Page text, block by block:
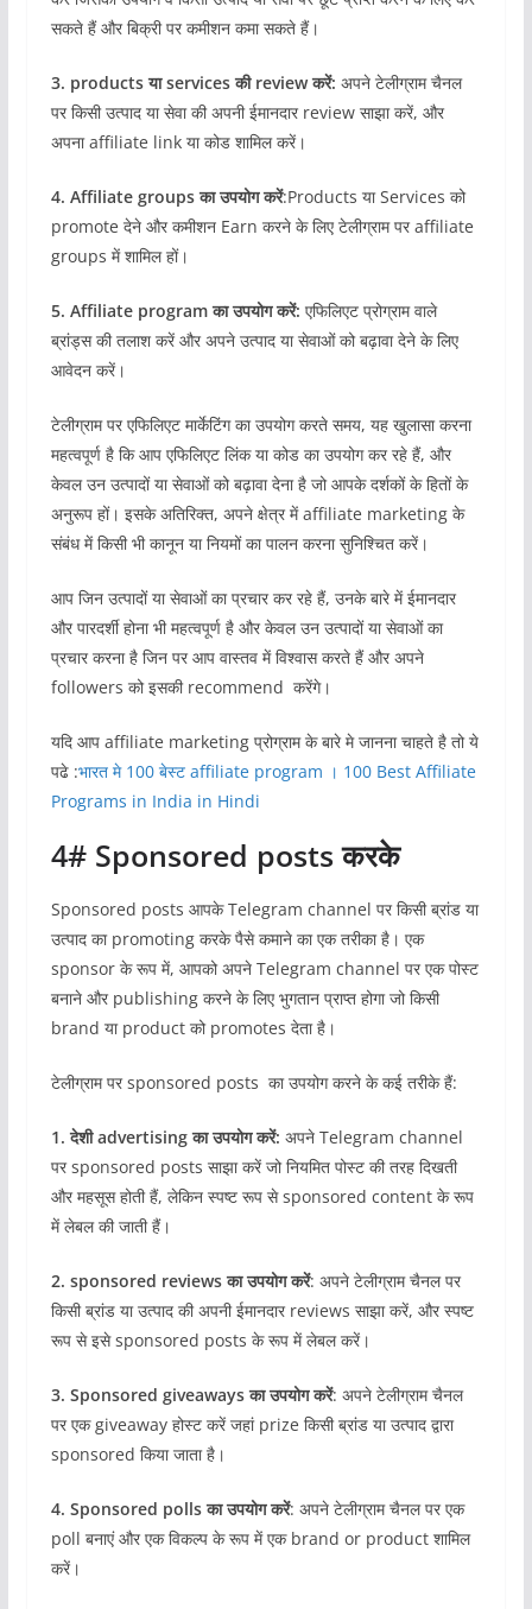
सकते हैं और बिक्री पर कमीशन कमा सकते हैं।
3. products या services की review करें: अपने टेलीग्राम चैनल
पर किसी उत्पाद या सेवा की अपनी ईमानदार review साझा करें, और
अपना affiliate link या कोड शामिल करें।
4. Affiliate groups का उपयोग करें:Products या Services को
promote देने और कमीशन Earn करने के लिए टेलीग्राम पर affiliate
groups में शामिल हों।
5. Affiliate program का उपयोग करें: एफिलिएट प्रोग्राम वाले
ब्रांड्स की तलाश करें और अपने उत्पाद या सेवाओं को बढ़ावा देने के लिए
आवेदन करें।
टेलीग्राम पर एफिलिएट मार्केटिंग का उपयोग करते समय, यह खुलासा करना
महत्वपूर्ण है कि आप एफिलिएट लिंक या कोड का उपयोग कर रहे हैं, और
केवल उन उत्पादों या सेवाओं को बढ़ावा देना है जो आपके दर्शकों के हितों के
अनुरूप हों। इसके अतिरिक्त, अपने क्षेत्र में affiliate marketing के
संबंध में किसी भी कानून या नियमों का पालन करना सुनिश्चित करें।
आप जिन उत्पादों या सेवाओं का प्रचार कर रहे हैं, उनके बारे में ईमानदार
और पारदर्शी होना भी महत्वपूर्ण है और केवल उन उत्पादों या सेवाओं का
प्रचार करना है जिन पर आप वास्तव में विश्वास करते हैं और अपने
followers को इसकी recommend करेंगे।
यदि आप affiliate marketing प्रोग्राम के बारे मे जानना चाहते है तो ये
पढे :भारत मे 100 बेस्ट affiliate program । 100 Best Affiliate
Programs in India in Hindi
4# Sponsored posts करके
Sponsored posts आपके Telegram channel पर किसी ब्रांड या
उत्पाद का promoting करके पैसे कमाने का एक तरीका है। एक
sponsor के रूप में, आपको अपने Telegram channel पर एक पोस्ट
बनाने और publishing करने के लिए भुगतान प्राप्त होगा जो किसी
brand या product को promotes देता है।
टेलीग्राम पर sponsored posts का उपयोग करने के कई तरीके हैं:
1. देशी advertising का उपयोग करें: अपने Telegram channel
पर sponsored posts साझा करें जो नियमित पोस्ट की तरह दिखती
और महसूस होती हैं, लेकिन स्पष्ट रूप से sponsored content के रूप
में लेबल की जाती हैं।
2. sponsored reviews का उपयोग करें: अपने टेलीग्राम चैनल पर
किसी ब्रांड या उत्पाद की अपनी ईमानदार reviews साझा करें, और स्पष्ट
रूप से इसे sponsored posts के रूप में लेबल करें।
3. Sponsored giveaways का उपयोग करें: अपने टेलीग्राम चैनल
पर एक giveaway होस्ट करें जहां prize किसी ब्रांड या उत्पाद द्वारा
sponsored किया जाता है।
4. Sponsored polls का उपयोग करें: अपने टेलीग्राम चैनल पर एक
poll बनाएं और एक विकल्प के रूप में एक brand or product शामिल
करें।